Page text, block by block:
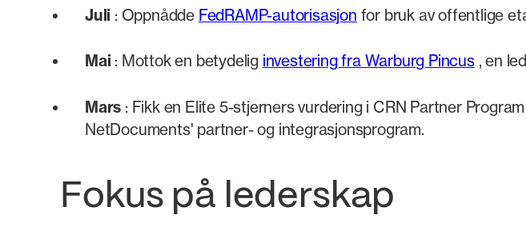
Juli : Oppnådde FedRAMP-autorisasjon for bruk av offentlige
Mai : Mottok en betydelig investering fra Warburg Pincus, en
Mars : Fikk en Elite 5-stjerners vurdering i CRN Partner
NetDocuments' partner- og integrasjonsprogram.
Fokus på lederskap